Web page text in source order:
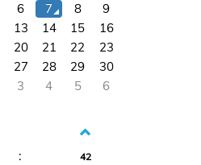
6 7 8
9
13 14 15
16
20 21 22
23
27 28 29
30
3 4 5
6

: 42